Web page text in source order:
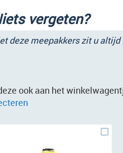
vergeten?
deze meepakkers zit u altijd
ook aan het